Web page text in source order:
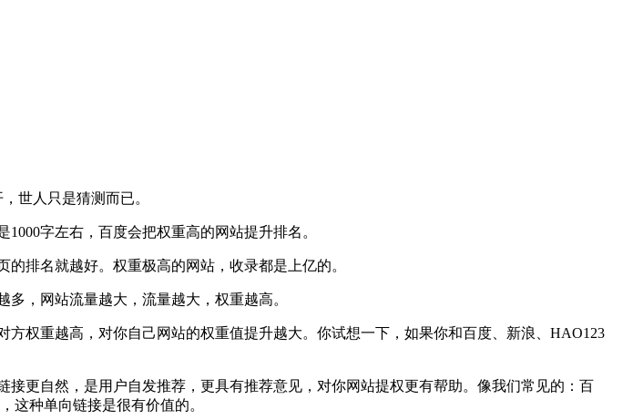
世人只是猜测而已。
字左右，百度会把权重高的网站提升排名。
排名就越好。权重极高的网站，收录都是上亿的。
，网站流量越大，流量越大，权重越高。
方权重越高，对你自己网站的权重值提升越大。你试想一下，如果你和百度、新浪、HAO123
接更自然，是用户自发推荐，更具有推荐意见，对你网站提权更有帮助。像我们常见的：百
这种单向链接是很有价值的。